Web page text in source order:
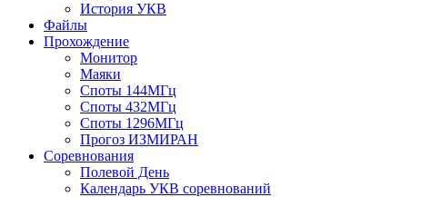
История УКВ
Файлы
Прохождение
Монитор
Маяки
Споты 144МГц
Споты 432МГц
Споты 1296МГц
Прогоз ИЗМИРАН
Соревнования
Полевой День
Календарь УКВ соревнований